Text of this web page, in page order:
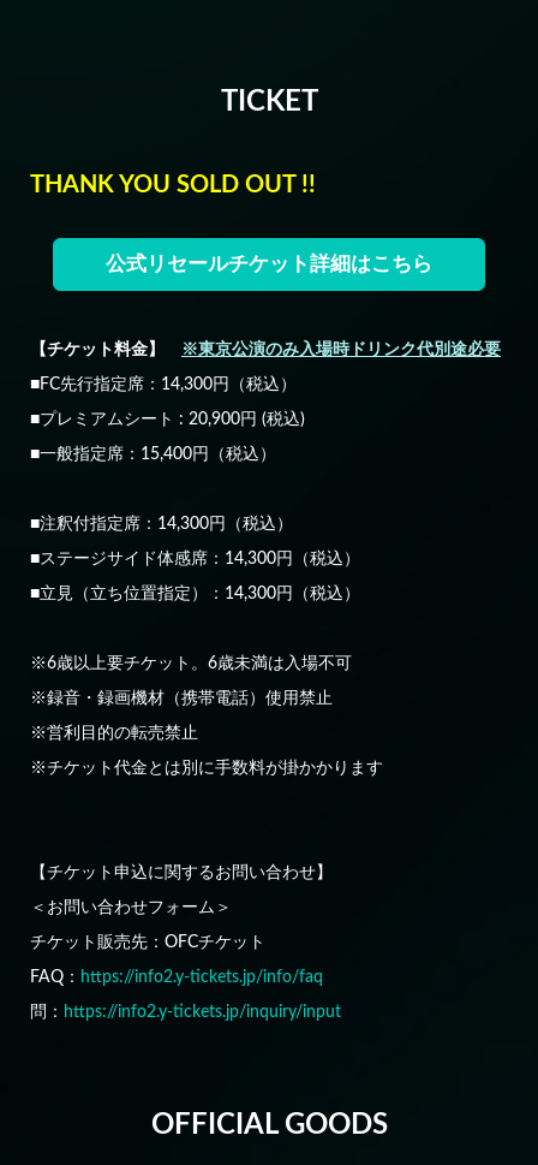
TICKET
THANK YOU SOLD OUT !!
公式リセールチケット詳細はこちら
【チケット料金】 ※東京公演のみ入場時ドリンク代別途必要
■FC先行指定席：14,300円（税込）
■プレミアムシート : 20,900円 (税込)
■一般指定席：15,400円（税込）
■注釈付指定席：14,300円（税込）
■ステージサイド体感席：14,300円（税込）
■立見（立ち位置指定）：14,300円（税込）
※6歳以上要チケット。6歳未満は入場不可
※録音・録画機材（携帯電話）使用禁止
※営利目的の転売禁止
※チケット代金とは別に手数料が掛かかります
【チケット申込に関するお問い合わせ】
＜お問い合わせフォーム＞
チケット販売先：OFCチケット
FAQ： https://info2.y-tickets.jp/info/faq
問： https://info2.y-tickets.jp/inquiry/input
OFFICIAL GOODS